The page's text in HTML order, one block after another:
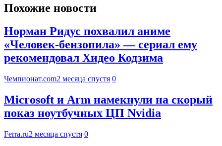
Похожие новости
Норман Ридус похвалил аниме
«Человек-бензопила» — сериал ему
рекомендовал Хидео Кодзима
Чемпионат.com2 месяца спустя 0
Microsoft и Arm намекнули на скорый
показ ноутбучных ЦП Nvidia
Ferra.ru2 месяца спустя 0